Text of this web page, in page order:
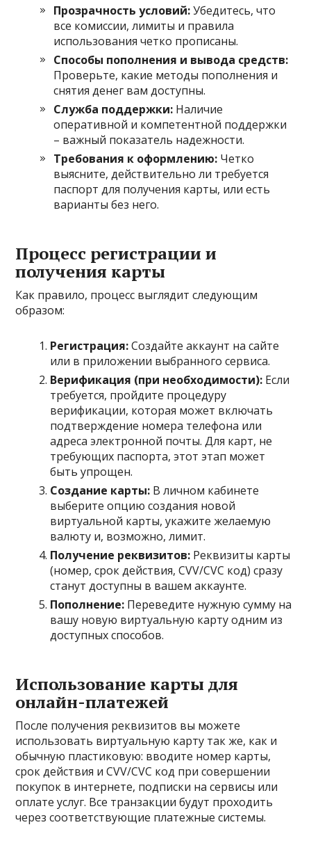
Прозрачность условий:Убедитесь, что
все комиссии, лимиты и правила
использования четко прописаны.
Способы пополнения и вывода средств:
Проверьте, какие методы пополнения и
снятия денег вам доступны.
Служба поддержки: Наличие
оперативной и компетентной поддержки
– важный показатель надежности.
Требования к оформлению: Четко
выясните, действительно ли требуется
паспорт для получения карты, или есть
варианты без него.
Процесс регистрации и
получения карты
Как правило, процесс выглядит следующим
образом:
Регистрация:Создайте аккаунт на сайте
или в приложении выбранного сервиса.
Верификация (при необходимости): Если
требуется, пройдите процедуру
верификации, которая может включать
подтверждение номера телефона или
адреса электронной почты. Для карт, не
требующих паспорта, этот этап может
быть упрощен.
Создание карты: В личном кабинете
выберите опцию создания новой
виртуальной карты, укажите желаемую
валюту и, возможно, лимит.
Получение реквизитов: Реквизиты карты
(номер, срок действия, CVV/CVC код) сразу
станут доступны в вашем аккаунте.
Пополнение: Переведите нужную сумму на
вашу новую виртуальную карту одним из
доступных способов.
Использование карты для
онлайн-платежей
После получения реквизитов вы можете
использовать виртуальную карту так же, как и
обычную пластиковую: вводите номер карты,
срок действия и CVV/CVC код при совершении
покупок в интернете, подписки на сервисы или
оплате услуг. Все транзакции будут проходить
через соответствующие платежные системы.